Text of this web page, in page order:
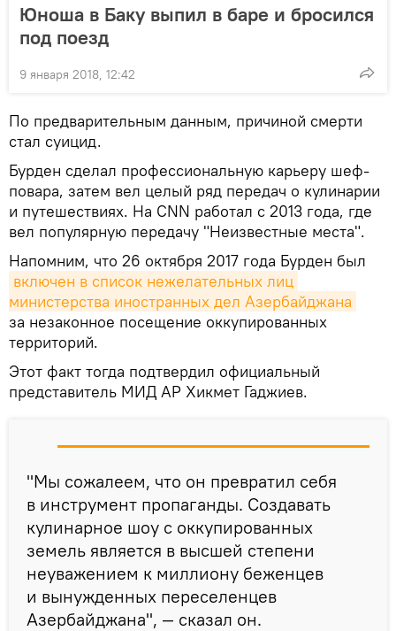
Юноша в Баку выпил в баре и бросился
под поезд
9 января 2018, 12:42
По предварительным данным, причиной смерти
стал суицид.
Бурден сделал профессиональную карьеру шеф-
повара, затем вел целый ряд передач о кулинарии
и путешествиях. На CNN работал с 2013 года, где
вел популярную передачу "Неизвестные места".
Напомним, что 26 октября 2017 года Бурден был
включен в список нежелательных лиц
министерства иностранных дел Азербайджана
за незаконное посещение оккупированных
территорий.
Этот факт тогда подтвердил официальный
представитель МИД АР Хикмет Гаджиев.
"Мы сожалеем, что он превратил себя
в инструмент пропаганды. Создавать
кулинарное шоу с оккупированных
земель является в высшей степени
неуважением к миллиону беженцев
и вынужденных переселенцев
Азербайджана", — сказал он.